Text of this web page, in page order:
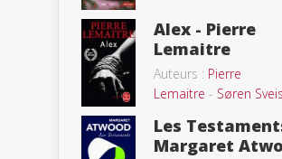
Alex - Pierre
Lemaitre
Auteurs : Pierre
Lemaitre - Søren
Les
Margaret